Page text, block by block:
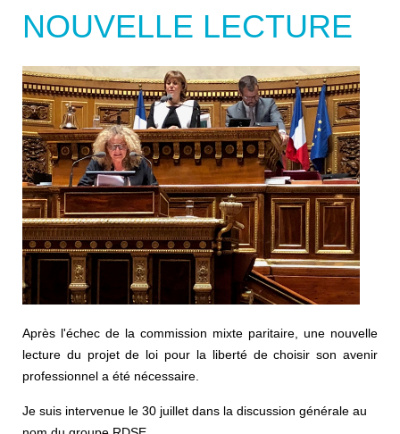
NOUVELLE LECTURE
Après l'échec de la commission mixte paritaire, une nouvelle
lecture du projet de loi pour la liberté de choisir son avenir
professionnel a été nécessaire.
Je suis intervenue le 30 juillet dans la discussion générale au